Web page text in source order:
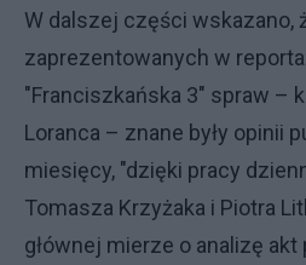
W dalszej części wskazano,
zaprezentowanych w
"Franciszkańska 3" spraw –
Loranca – znane były opinii
miesięcy, "dzięki pracy
Tomasza Krzyżaka i Piotra
głównej mierze o analizę